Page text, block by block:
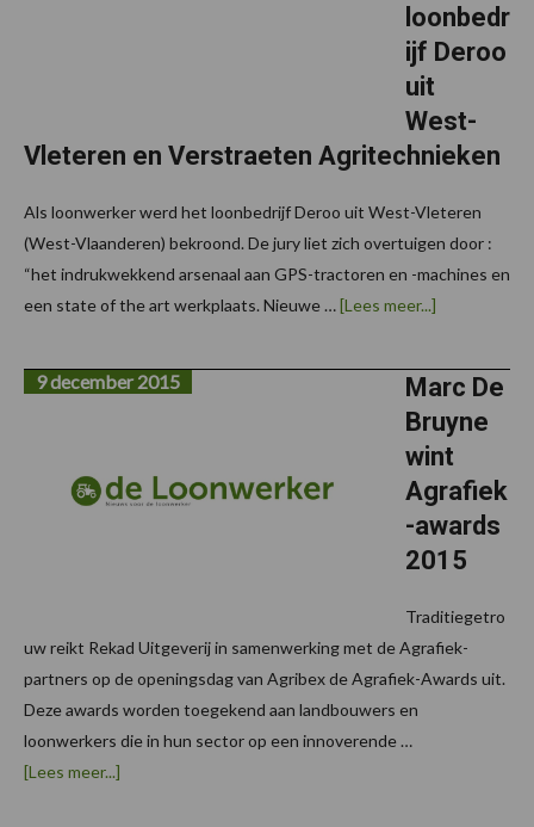
loonbedr
ijf Deroo
uit
West-
Vleteren en Verstraeten Agritechnieken
Als loonwerker werd het loonbedrijf Deroo uit West-Vleteren
(West-Vlaanderen) bekroond. De jury liet zich overtuigen door :
“het indrukwekkend arsenaal aan GPS-tractoren en -machines en
een state of the art werkplaats. Nieuwe …[Lees meer...]
Deroo
uit
West-
Vleteren
en
Verstraeten
Marc De
Bruyne
wint
Agrafiek
-awards
2015
9 december 2015
Traditiegetro
uw reikt Rekad Uitgeverij in samenwerking met de Agrafiek-
partners op de openingsdag van Agribex de Agrafiek-Awards uit.
Deze awards worden toegekend aan landbouwers en
loonwerkers die in hun sector op een innoverende …
[Lees meer...]